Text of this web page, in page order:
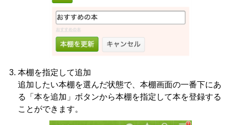
本棚を指定して追加
追加したい本棚を選んだ状態で、本棚画面の一番下にあ
る「本を追加」ボタンから本棚を指定して本を登録する
ことができます。